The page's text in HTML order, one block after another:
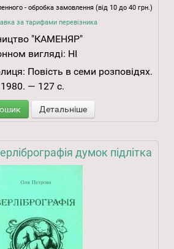
- обробка замовлення (від 10 до 40 грн.)
за тарифами перевізника
"КАМЕНЯР"
вигляді: НІ
Повість в семи розповідях.
— 127 с.
Детальніше
думок підлітка